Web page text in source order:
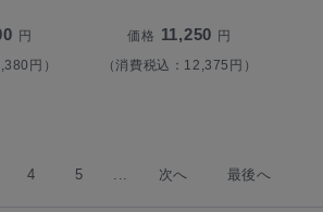
円
円）
価格 11,250 円
（消費税込：12,375円）
4 5 次へ 最後へ